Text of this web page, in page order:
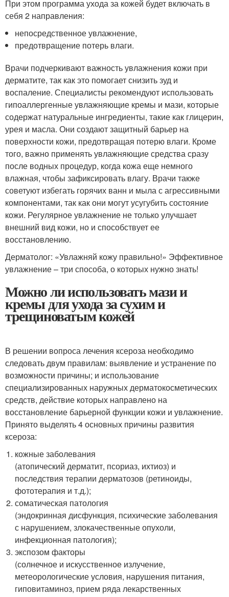
При этом программа ухода за кожей будет включать в
себя 2 направления:
непосредственное увлажнение,
предотвращение потерь влаги.
Врачи подчеркивают важность увлажнения кожи при
дерматите, так как это помогает снизить зуд и
воспаление. Специалисты рекомендуют использовать
гипоаллергенные увлажняющие кремы и мази, которые
содержат натуральные ингредиенты, такие как глицерин,
урея и масла. Они создают защитный барьер на
поверхности кожи, предотвращая потерю влаги. Кроме
того, важно применять увлажняющие средства сразу
после водных процедур, когда кожа еще немного
влажная, чтобы зафиксировать влагу. Врачи также
советуют избегать горячих ванн и мыла с агрессивными
компонентами, так как они могут усугубить состояние
кожи. Регулярное увлажнение не только улучшает
внешний вид кожи, но и способствует ее
восстановлению.
Дерматолог: «Увлажняй кожу правильно!» Эффективное
увлажнение – три способа, о которых нужно знать!
Можно ли использовать мази и
кремы для ухода за сухим и
трещиноватым кожей
В решении вопроса лечения ксероза необходимо
следовать двум правилам: выявление и устранение по
возможности причины; и использование
специализированных наружных дерматокосметических
средств, действие которых направлено на
восстановление барьерной функции кожи и увлажнение.
Принято выделять 4 основных причины развития
ксероза:
кожные заболевания
(атопический дерматит, псориаз, ихтиоз) и
последствия терапии дерматозов (ретиноиды,
фототерапия и т.д.);
соматическая патология
(эндокринная дисфункция, психические заболевания
с нарушением, злокачественные опухоли,
инфекционная патология);
экспозом факторы
(солнечное и искусственное излучение,
метеорологические условия, нарушения питания,
гиповитаминоз, прием ряда лекарственных